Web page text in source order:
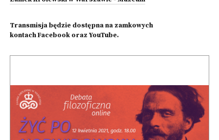
Transmisja będzie dostępna na zamkowych
kontachFacebook oraz YouTube.